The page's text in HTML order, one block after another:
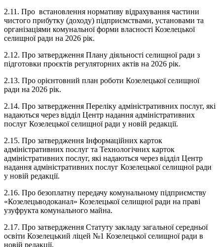
2.11. Про встановлення нормативу відрахування частини
чистого прибутку (доходу) підприємствами, установами та
організаціями комунальної форми власності Козелецької
селищної ради на 2026 рік.
2.12. Про затвердження Плану діяльності селищної ради з
підготовки проєктів регуляторних актів на 2026 рік.
2.13. Про орієнтовний план роботи Козелецької селищної
ради на 2026 рік.
2.14. Про затвердження Переліку адміністративних послуг, які
надаються через відділ Центр надання адміністративних
послуг Козелецької селищної ради у новій редакції.
2.15. Про затвердження Інформаційних карток
адміністративних послуг та Технологічних карток
адміністративних послуг, які надаються через відділ Центр
надання адміністративних послуг Козелецької селищної ради
у новій редакції.
2.16. Про безоплатну передачу комунальному підприємству
«Козелецьводоканал» Козелецької селищної ради на праві
узуфрукта комунального майна.
2.17. Про затвердження Статуту закладу загальної середньої
освіти Козелецький ліцей №1 Козелецької селищної ради в
новій редакції.